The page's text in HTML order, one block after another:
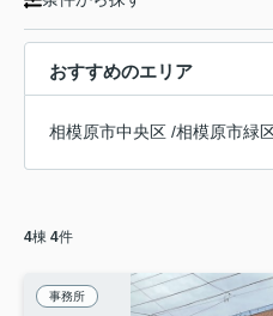
おすすめのエリア
相模原市中央区 /相模原市緑
4棟 4件
事務所